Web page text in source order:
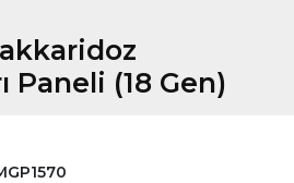
Paneli (18 Gen)